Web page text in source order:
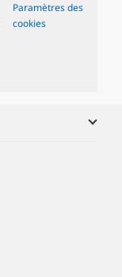
Paramètres des
cookies